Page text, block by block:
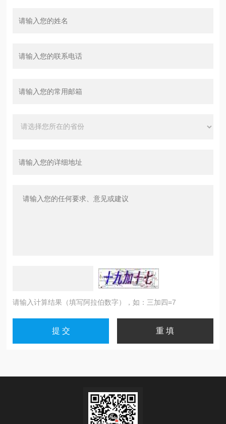
请输入计算结果（填写阿拉伯数字），如：三加四=7